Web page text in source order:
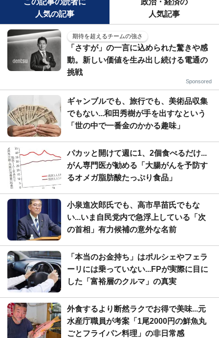
人気の記事
人気記事
期待を超えるチームの強さ
「さすが」の一言に込められた驚きや感
動。新しい価値を生み出し続ける電通の
挑戦
Sponsored
ギャンブルでも、旅行でも、美術品収集
でもない...和田秀樹が手を出すなという
「世の中で一番金のかかる趣味」
パカッと開けて週に1、2個食べるだけ...
がん専門医が勧める「大腸がんを予防す
るオメガ脂肪酸たっぷり食品」
小泉進次郎氏でも、高市早苗氏でもな
い...いま自民党内で急浮上している「次
の首相」有力候補の意外な名前
「本当のお金持ち」はポルシェやフェラ
ーリには乗っていない...FPが実際に目に
した「富裕層のクルマ」の真実
外食するより断然ラクでお得で美味...元
水産庁職員が考案「1尾2000円の鮮魚丸
ごとフライパン料理」の非日常感